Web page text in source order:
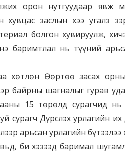
орон нутгуудаар явж
хувцас заслын хээ угалз
болгон хувируулж,
баримтлал нь түүний
хөтлөн Өөртөө засах орны
байрны шагналыг гурав
15 төрөлд сурагчид
сурагч Дүрслэх урлагийн
арьсан урлагийн бүтээлээ
би хэзээд баримал